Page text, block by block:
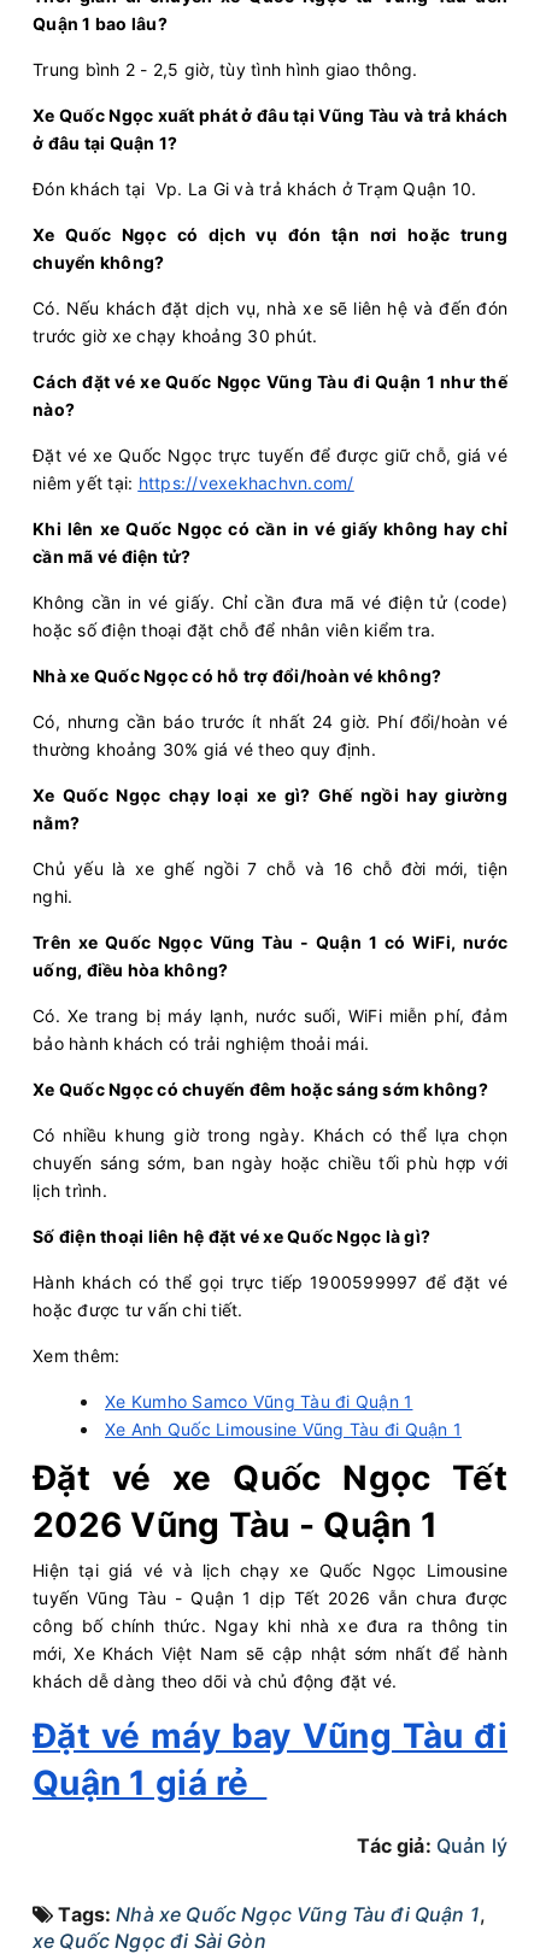
Giá vé:200.000
06:0008/08/2026 08/0808:30(2 giờ 30 phút)
Văn phòng Vũng Tàu
Huy Hoàng Limousine 9 chỗ
Giá vé:220.000
06:00 08/08/2026
Văn phòng Vũng Tàu Văn phòng Quận 1
Giá vé:230.000 Còn trống:9
06:0008/08/2026
Văn phòng Vũng
Tàu
Văn phòng Sài
Gòn
Bến Thành Travel Limousine 9 chỗ
Giá vé:210.000 Còn trống:8 Chọn mua
06:00
Văn phòng Vũng
Tàu
Sân bay Tân Sơn
Nhất
Giá vé:
Văn phòng Vũng
Tàu
Văn phòng Sài
Gòn
Bến Thành Travel Limousine 9 chỗ
Giá vé:210.000 Còn trống:9 Chọn mua
07:0008/08/2026
Văn phòng Vũng
Anh Quốc Limousine Limousine 9 chỗ
Giá vé: 210.000 Còn trống:4 Chọn mua
07:01 08/08/2026 08/08 09:51(2 giờ 50 phút)
Văn phòng Vũng
Tàu
Sân bay Tân Sơn
Nhất
Anh Quốc Limousine Limousine 9 chỗ
Giá vé:210.000 Còn trống:6 Chọn mua
Văn phòng Sài
Bến Thành Travel Limousine 9 chỗ
Quận 1 bao lâu?
Trung bình 2 - 2,5 giờ, tùy tình hình giao thông.
Xe Quốc Ngọc xuất phát ở đâu tại Vũng Tàu và trả khách
ở đâu tại Quận 1?
Đón khách tại Vp. La Gi và trả khách ở Trạm Quận 10.
Xe Quốc Ngọc có dịch vụ đón tận nơi hoặc trung
chuyển không?
Có. Nếu khách đặt dịch vụ, nhà xe sẽ liên hệ và đến đón
trước giờ xe chạy khoảng 30 phút.
Cách đặt vé xe Quốc Ngọc Vũng Tàu đi Quận 1 như thế
nào?
Đặt vé xe Quốc Ngọc trực tuyến để được giữ chỗ, giá vé
niêm yết tại: https://vexekhachvn.com/
Khi lên xe Quốc Ngọc có cần in vé giấy không hay chỉ
cần mã vé điện tử?
Không cần in vé giấy. Chỉ cần đưa mã vé điện tử (code)
hoặc số điện thoại đặt chỗ để nhân viên kiểm tra.
Nhà xe Quốc Ngọc có hỗ trợ đổi/hoàn vé không?
Có, nhưng cần báo trước ít nhất 24 giờ. Phí đổi/hoàn vé
thường khoảng 30% giá vé theo quy định.
Xe Quốc Ngọc chạy loại xe gì? Ghế ngồi hay giường
nằm?
Chủ yếu là xe ghế ngồi 7 chỗ và 16 chỗ đời mới, tiện
nghi.
Trên xe Quốc Ngọc Vũng Tàu - Quận 1 có WiFi, nước
uống, điều hòa không?
Có. Xe trang bị máy lạnh, nước suối, WiFi miễn phí, đảm
bảo hành khách có trải nghiệm thoải mái.
Xe Quốc Ngọc có chuyến đêm hoặc sáng sớm không?
Có nhiều khung giờ trong ngày. Khách có thể lựa chọn
chuyến sáng sớm, ban ngày hoặc chiều tối phù hợp với
lịch trình.
Số điện thoại liên hệ đặt vé xe Quốc Ngọc là gì?
Hành khách có thể gọi trực tiếp 1900599997 để đặt vé
hoặc được tư vấn chi tiết.
Xem thêm:
Xe Kumho Samco Vũng Tàu đi Quận 1
Xe Anh Quốc Limousine Vũng Tàu đi Quận 1
Đặt vé xe Quốc Ngọc Tết
2026 Vũng Tàu - Quận 1
Hiện tại giá vé và lịch chạy xe Quốc Ngọc Limousine
tuyến Vũng Tàu - Quận 1 dịp Tết 2026 vẫn chưa được
công bố chính thức. Ngay khi nhà xe đưa ra thông tin
mới, Xe Khách Việt Nam sẽ cập nhật sớm nhất để hành
khách dễ dàng theo dõi và chủ động đặt vé.
Đặt vé máy bay Vũng Tàu đi
Quận 1 giá rẻ
Tác giả: Quản lý
Tags:Nhà xe Quốc Ngọc Vũng Tàu đi Quận 1,
xe Quốc Ngọc đi Sài Gòn